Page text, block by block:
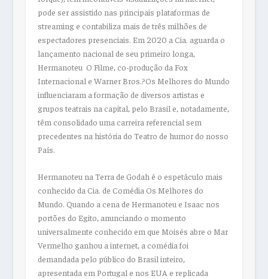
pode ser assistido nas principais plataformas de
streaming e contabiliza mais de três milhões de
espectadores presenciais. Em 2020 a Cia. aguarda o
lançamento nacional de seu primeiro longa,
Hermanoteu  O Filme, co-produção da Fox
Internacional e Warner Bros.?Os Melhores do Mundo
influenciaram a formação de diversos artistas e
grupos teatrais na capital, pelo Brasil e, notadamente,
têm consolidado uma carreira referencial sem
precedentes na história do Teatro de humor do nosso
País.
Hermanoteu na Terra de Godah é o espetáculo mais
conhecido da Cia. de Comédia Os Melhores do
Mundo. Quando a cena de Hermanoteu e Isaac nos
portões do Egito, anunciando o momento
universalmente conhecido em que Moisés abre o Mar
Vermelho ganhou a internet, a comédia foi
demandada pelo público do Brasil inteiro,
apresentada em Portugal e nos EUA e replicada